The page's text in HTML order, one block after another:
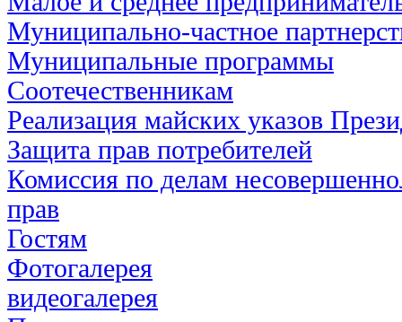
Муниципально-частное
Муниципальные программы
Соотечественникам
Реализация майских указов
Защита прав потребителей
Комиссия по делам
прав
Гостям
Фотогалерея
видеогалерея